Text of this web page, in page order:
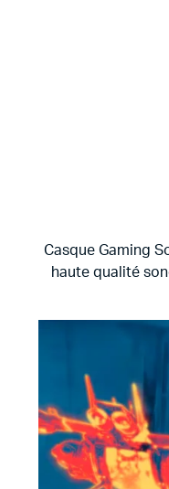
Casque Gaming
haute qualité